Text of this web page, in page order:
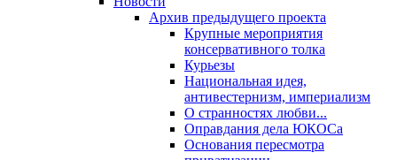
Архив предыдущего проекта
Крупные мероприятия
консервативного толка
Курьезы
Национальная идея,
антивестернизм, империализм
О странностях любви...
Оправдания дела ЮКОСа
Основания пересмотра